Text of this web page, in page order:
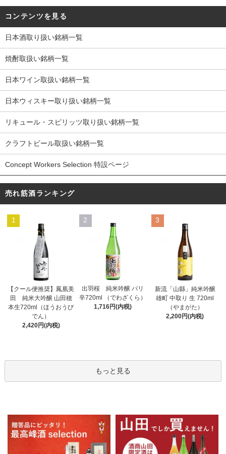
コンテンツを見る
日本酒取り扱い銘柄一覧
焼酎取扱い銘柄一覧
日本ワイン取扱い銘柄一覧
日本ウィスキー取り扱い銘柄一覧
リキュール・スピリッツ取り扱い銘柄一覧
クラフトビール取扱い銘柄一覧
Concept Workers Selection 特設ページ
売れ筋酒ランキング
1
【クール便推奨】鳳凰美
田 純米大吟醸 山田穂
本生720ml（ほうおうび
でん）
2,420円(内税)
2
出羽桜 純米吟醸 バリ
辛720ml （でわざくら）
1,716円(内税)
3
新流「山縣」純米吟醸
雄町 中取り 生 720ml
（やまがた）
2,200円(内税)
もっと見る